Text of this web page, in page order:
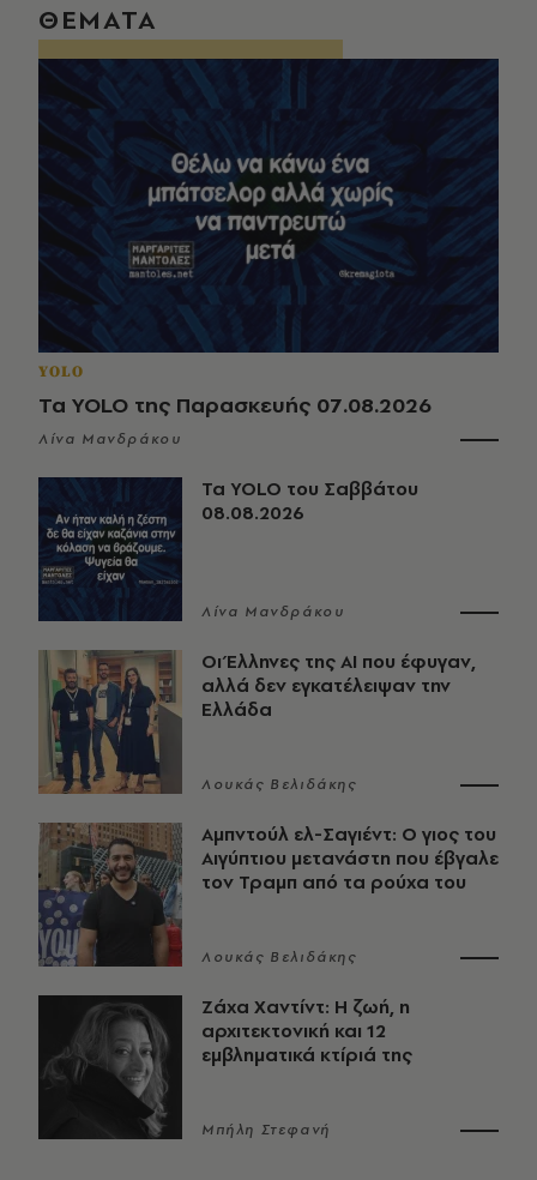
ΘΕΜΑΤΑ
YOLO
Τα YOLO της Παρασκευής 07.08.2026
Λίνα Μανδράκου
Τα YOLO του Σαββάτου
08.08.2026
Λίνα Μανδράκου
Οι Έλληνες της ΑΙ που έφυγαν,
αλλά δεν εγκατέλειψαν την
Ελλάδα
Λουκάς Βελιδάκης
Αμπντούλ ελ-Σαγιέντ: Ο γιος του
Αιγύπτιου μετανάστη που έβγαλε
τον Τραμπ από τα ρούχα του
Λουκάς Βελιδάκης
Ζάχα Χαντίντ: Η ζωή, η
αρχιτεκτονική και 12
εμβληματικά κτίριά της
Μπήλη Στεφανή